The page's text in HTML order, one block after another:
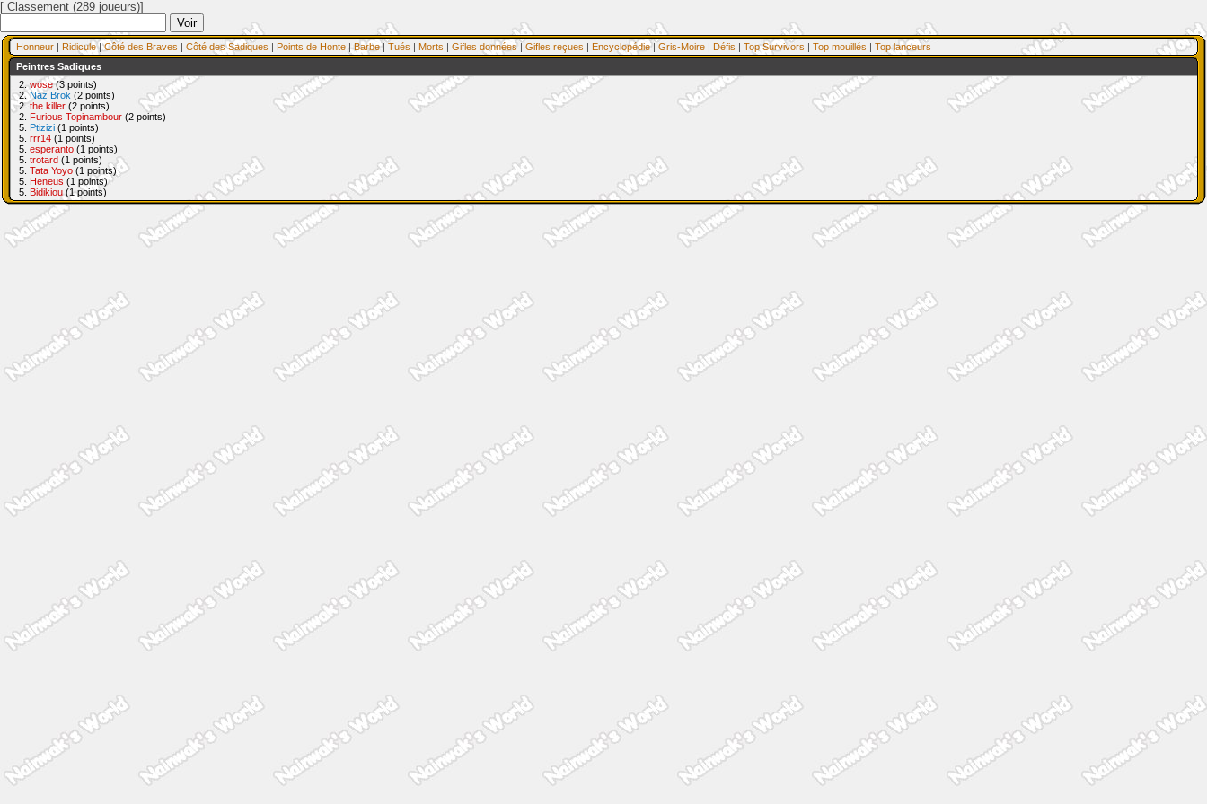
[ Classement (289 joueurs)]
Honneur | Ridicule|Côté des Braves | Côté des Sadiques | Points de Honte |Barbe| Tués | Morts | Gifles données | Gifles reçues | Encyclopédie| Gris-Moire | Défis | Top Survivors | Top mouillés | Top lanceurs
Peintres Sadiques
2. wose(3 points)
2.Naz Brok (2 points)
2.the killer (2 points)
2. Furious Topinambour (2 points)
5. Ptizizi (1 points)
5. rrr14 (1 points)
5. esperanto (1 points)
5. trotard (1 points)
5. Tata Yoyo (1 points)
5. Heneus (1 points)
5. Bidikiou (1 points)